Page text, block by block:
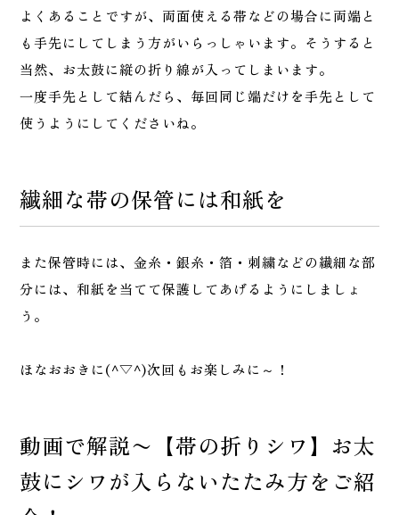
よくあることですが、両面使える帯などの場合に両端と
も手先にしてしまう方がいらっしゃいます。そうすると
当然、お太鼓に縦の折り線が入ってしまいます。
一度手先として結んだら、毎回同じ端だけを手先として
使うようにしてくださいね。
繊細な帯の保管には和紙を
また保管時には、金糸・銀糸・箔・刺繍などの繊細な部
分には、和紙を当てて保護してあげるようにしましょ
う。
ほなおおきに(^▽^)次回もお楽しみに～！
動画で解説〜【帯の折りシワ】お太
鼓にシワが入らないたたみ方をご紹